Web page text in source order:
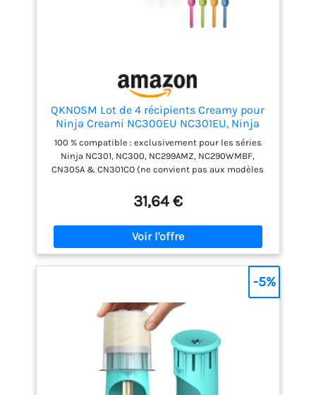
QKNOSM Lot de 4 récipients Creamy pour
Ninja Creami NC300EU NC301EU, Ninja
Creami Machine à glace Accessoires avec
machine à glace NC299EU NC301 NC300
NC299AMZ NC299
100 % compatible : exclusivement pour les séries
Ninja NC301, NC300, NC299AMZ, NC290WMBF,
CN305A & CN301CO (ne convient pas aux modèles
à crème glacée Ninja CREAMy 7 en 1. Sûr et fiable :
nos gobelets à glace sont fabriqués en matériau PC
de haute qualité avec une dureté élevée, les
couvercles sont fabriqués en silicone 100 % de
qualité alimentaire et tous sans BPA. Nos récipients
Creami sont adaptés à des températures allant de
comprennent 4 gobelets et couvercles ainsi que 4
cuillères de différentes couleurs. Vous pouvez ainsi
préparer et stocker différents types de glaces à la
fois. Durable et réutilisable : ces récipients Creamy
sont extrêmement robustes et faciles à nettoyer. Ils
passent au lave-vaisselle, ce qui vous permet de les
nettoyer en quelques minutes. Achetez une fois et
31,64 €
-5%